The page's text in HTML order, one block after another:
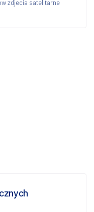
zdjecia satelitarne